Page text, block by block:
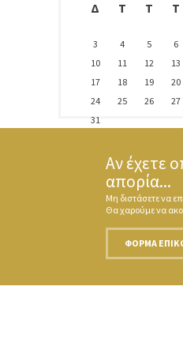
Δ T Τ Τ
3
4 5 6
10
11 12 13
17
18 19 20
24
25 26 27
31
Αν έχετε
απορία...
Μη διστάσετε να
Θα χαρούμε να
ΦΌΡΜΑ